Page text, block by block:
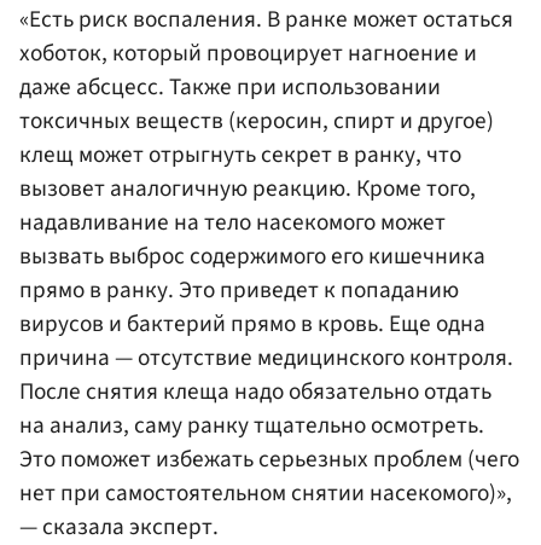
«Есть риск воспаления. В ранке может остаться
хоботок, который провоцирует нагноение и
даже абсцесс. Также при использовании
токсичных веществ (керосин, спирт и другое)
клещ может отрыгнуть секрет в ранку, что
вызовет аналогичную реакцию. Кроме того,
надавливание на тело насекомого может
вызвать выброс содержимого его кишечника
прямо в ранку. Это приведет к попаданию
вирусов и бактерий прямо в кровь. Еще одна
причина — отсутствие медицинского контроля.
После снятия клеща надо обязательно отдать
на анализ, саму ранку тщательно осмотреть.
Это поможет избежать серьезных проблем (чего
нет при самостоятельном снятии насекомого)»,
— сказала эксперт.